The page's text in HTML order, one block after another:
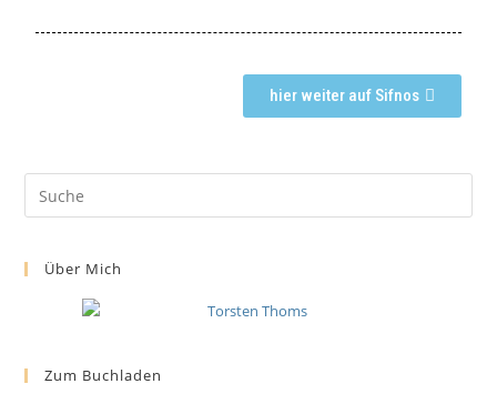
hier weiter auf Sifnos
Über Mich
Zum Buchladen